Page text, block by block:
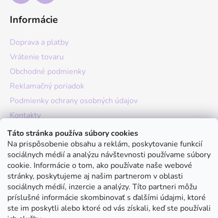
Táto stránka používa súbory cookies
Na prispôsobenie obsahu a reklám, poskytovanie funkcií
sociálnych médií a analýzu návštevnosti používame súbory
cookie. Informácie o tom, ako používate naše webové
stránky, poskytujeme aj našim partnerom v oblasti
sociálnych médií, inzercie a analýzy. Títo partneri môžu
príslušné informácie skombinovať s ďalšími údajmi, ktoré
ste im poskytli alebo ktoré od vás získali, keď ste používali
Informácie
Doprava a platby
Vrátenie tovaru
Obchodné podmienky
Reklamačný poriadok
Podmienky ochrany osobných údajov
Kontakty
O nás
Hodnotenie obchodu
Moja objednávka
Instagram